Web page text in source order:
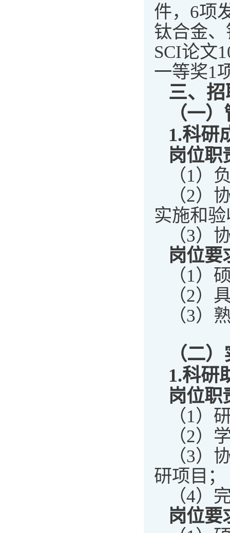
件，6项
钛合金
SCI论文
一等奖1
三、
（一
1.科研
岗位职
（1）
（2）
实施和
（3）
岗位要
（1）
（2）
（3）
（二
1.科研
岗位职
（1）
（2）
（3）
研项目；
（4）
岗位要